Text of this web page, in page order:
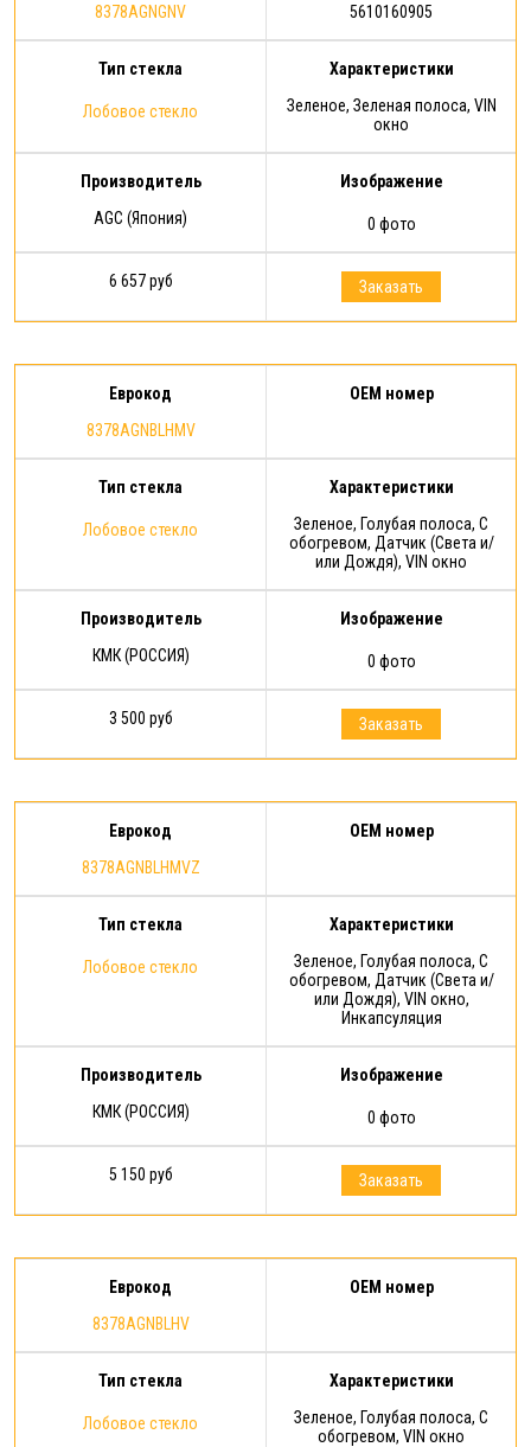
8378AGNGNV
5610160905
Тип стекла
Лобовое стекло
Характеристики
Зеленое, Зеленая полоса, VIN
окно
Производитель
AGC (Япония)
Изображение
0 фото
6 657 руб Заказать
Еврокод
8378AGNBLHMV
OEM номер
Тип стекла
Лобовое стекло
Характеристики
Зеленое, Голубая полоса, С
обогревом, Датчик (Света и/
или Дождя), VIN окно
Производитель
КМК (РОССИЯ)
Изображение
0 фото
3 500 руб Заказать
Еврокод
8378AGNBLHMVZ
OEM номер
Тип стекла
Лобовое стекло
Характеристики
Зеленое, Голубая полоса, С
обогревом, Датчик (Света и/
или Дождя), VIN окно,
Инкапсуляция
Производитель
КМК (РОССИЯ)
Изображение
0 фото
5 150 руб Заказать
Еврокод
8378AGNBLHV
OEM номер
Тип стекла
Лобовое стекло
Характеристики
Зеленое, Голубая полоса, С
обогревом, VIN окно